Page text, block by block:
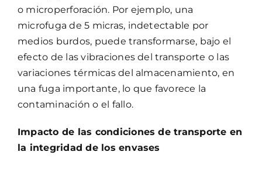
o microperforación. Por ejemplo, una
microfuga de 5 micras, indetectable por
medios burdos, puede transformarse, bajo el
efecto de las vibraciones del transporte o las
variaciones térmicas del almacenamiento, en
una fuga importante, lo que favorece la
contaminación o el fallo.
Impacto de las condiciones de transporte en
la integridad de los envases